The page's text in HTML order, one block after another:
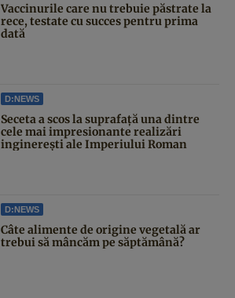
Vaccinurile care nu trebuie păstrate la
rece, testate cu succes pentru prima
dată
D:NEWS
Seceta a scos la suprafață una dintre
cele mai impresionante realizări
inginerești ale Imperiului Roman
D:NEWS
Câte alimente de origine vegetală ar
trebui să mâncăm pe săptămână?